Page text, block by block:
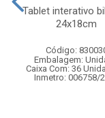
Tablet interativo
24x18cm
Código:
Embalagem:
Caixa Com: 36
Inmetro: 006758/